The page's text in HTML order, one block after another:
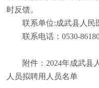
时反馈。
联系单位:成武县人民
联系电话：0530-
附件： 2024年成武县
人员拟聘用人员名单